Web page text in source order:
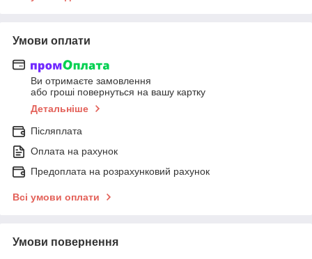
Умови оплати
Ви отримаєте замовлення
або гроші повернуться на вашу картку
Детальніше
Післяплата
Оплата на рахунок
Предоплата на розрахунковий рахунок
Всі умови оплати
Умови повернення